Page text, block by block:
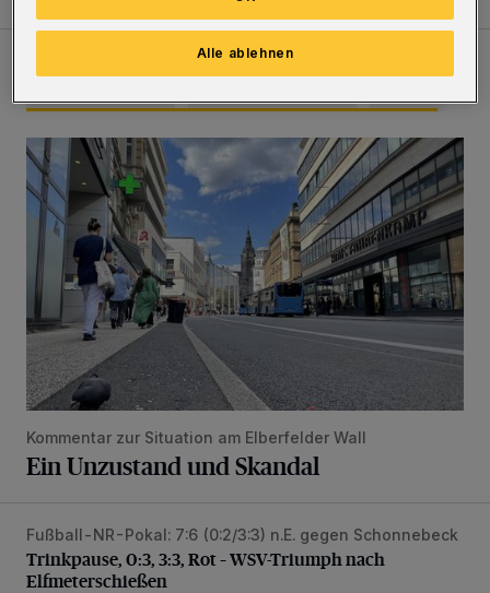
Ein Unzustand und Skandal
Kommentar zur Situation am Elberfelder Wall
Ein Unzustand und Skandal
Trinkpause, 0:3, 3:3, Rot – WSV-Triumph nach
Fußball-NR-Pokal: 7:6 (0:2/3:3) n.E. gegen Schonnebeck
Trinkpause, 0:3, 3:3, Rot – WSV-Triumph nach
Elfmeterschießen
Alle ablehnen